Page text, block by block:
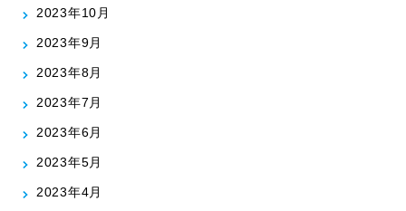
2023年10月
2023年9月
2023年8月
2023年7月
2023年6月
2023年5月
2023年4月